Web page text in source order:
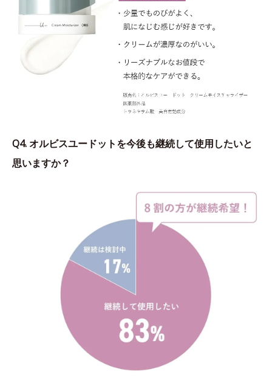
Q4. オルビスユードットを今後も継続して使用したいと
思いますか？